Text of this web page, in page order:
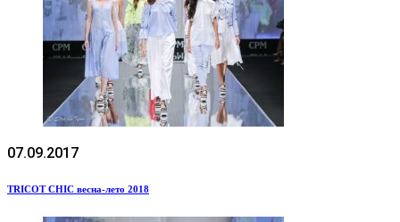
07.09.2017
TRICOT CHIC весна-лето 2018